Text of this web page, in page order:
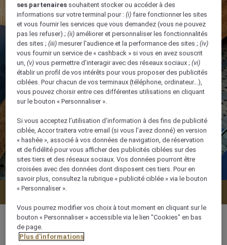
ses partenaires souhaitent stocker ou accéder à des
informations sur votre terminal pour :(i) faire fonctionner les sites
et vous fournir les services que vous demandez (vous ne pouvez
pas les refuser) ;(ii) améliorer et personnaliser les fonctionnalités
des sites ;(iii) mesurer l'audience et la performance des sites ;(iv)
vous fournir un service de « cashback » si vous en avez souscrit
un,(v) vous permettre d'interagir avec des réseaux sociaux ;(vi)
établir un profil de vos intérêts pour vous proposer des publicités
ciblées. Pour chacun de vos terminaux (téléphone, ordinateur…),
vous pouvez choisir entre ces différentes utilisations en cliquant
sur le bouton « Personnaliser ».
Si vous acceptez l’utilisation d’information à des fins de publicité
ciblée, Accor traitera votre email (si vous l’avez donné) en version
« hashée », associé à vos données de navigation, de réservation
et de fidélité pour vous afficher des publicités ciblées sur des
sites tiers et des réseaux sociaux. Vos données pourront être
croisées avec des données dont disposent ces tiers. Pour en
savoir plus, consultez la rubrique « publicité ciblée » via le bouton
« Personnaliser ».
Vous pourrez modifier vos choix à tout moment en cliquant sur le
bouton « Personnaliser » accessible via le lien "Cookies" en bas
de page.
Plus d'informations